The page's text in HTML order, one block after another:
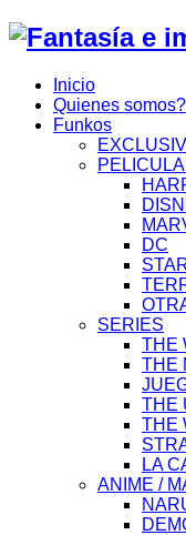
Inicio
Quienes somos?
Funkos
DC
SERIES
THE
THE
THE
THE
LA
ANIME /